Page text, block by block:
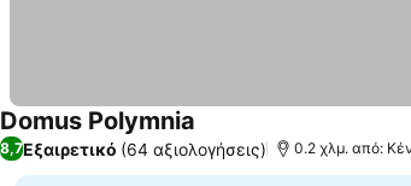
Domus Polymnia Εμφάνιση τιμών
8,7Εξαιρετικό (64 αξιολογήσεις) 0.2 χλμ. από: